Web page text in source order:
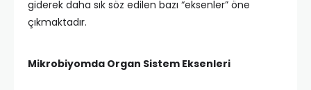
giderek daha sık söz edilen bazı “eksenler” öne
çıkmaktadır.
Mikrobiyomda Organ Sistem Eksenleri